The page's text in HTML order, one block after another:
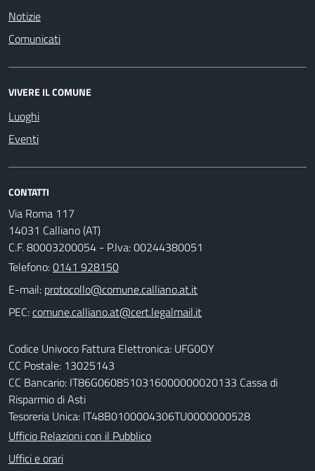
Notizie
Comunicati
VIVERE IL COMUNE
Luoghi
Eventi
CONTATTI
Via Roma 117
14031 Calliano (AT)
C.F. 80003200054 - P.Iva: 00244380051
Telefono:0141 928150
E-mail:
PEC:
Codice Univoco Fattura Elettronica: UFG0OY
CC Postale: 13025143
CC Bancario: IT86G0608510316000000020133 Cassa di
Risparmio di Asti
Tesoreria Unica: lT48B0100004306TU0000000528
Ufficio Relazioni con il Pubblico
Uffici e orari